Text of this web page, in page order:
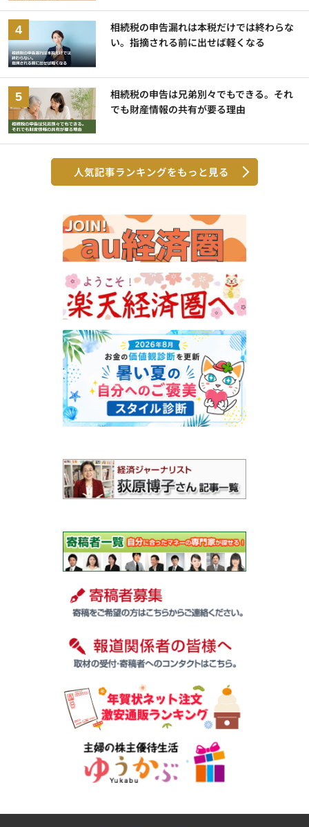
相続税の申告漏れは本税だけでは終わらな
い。指摘される前に出せば軽くなる
相続税の申告は兄弟別々でもできる。それ
でも財産情報の共有が要る理由
人気記事ランキングをもっと見る